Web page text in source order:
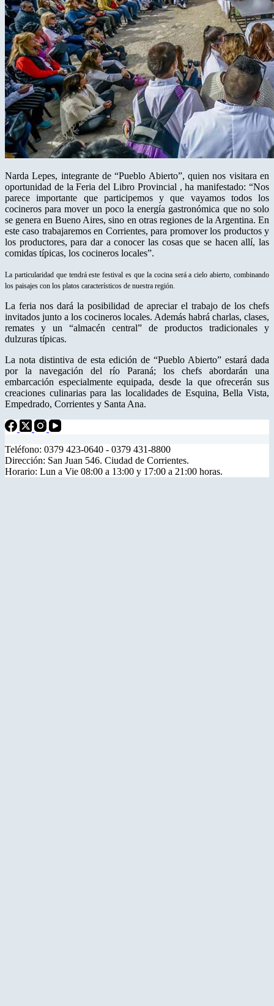
Narda Lepes, integrante de “Pueblo Abierto”, quien nos visitara en
oportunidad de la Feria del Libro Provincial , ha manifestado: “Nos
parece importante que participemos y que vayamos todos los
cocineros para mover un poco la energía gastronómica que no solo
se genera en Bueno Aires, sino en otras regiones de la Argentina. En
este caso trabajaremos en Corrientes, para promover los productos y
los productores, para dar a conocer las cosas que se hacen allí, las
comidas típicas, los cocineros locales”.
La particularidad que tendrá este festival es que la cocina será a cielo abierto, combinando
los paisajes con los platos característicos de nuestra región.
La feria nos dará la posibilidad de apreciar el trabajo de los chefs
invitados junto a los cocineros locales. Además habrá charlas, clases,
remates y un “almacén central” de productos tradicionales y
dulzuras típicas.
La nota distintiva de esta edición de “Pueblo Abierto” estará dada
por la navegación del río Paraná; los chefs abordarán una
embarcación especialmente equipada, desde la que ofrecerán sus
creaciones culinarias para las localidades de Esquina, Bella Vista,
Empedrado, Corrientes y Santa Ana.
Teléfono: 0379 423-0640 - 0379 431-8800
Dirección: San Juan 546. Ciudad de Corrientes.
Horario: Lun a Vie 08:00 a 13:00 y 17:00 a 21:00 horas.